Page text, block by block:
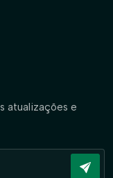
atualizações e